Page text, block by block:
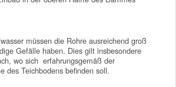
müssen die Rohre ausreichend groß
Gefälle haben. Dies gilt insbesondere
wo sich erfahrungsgemäß der
des Teichbodens befinden soll.